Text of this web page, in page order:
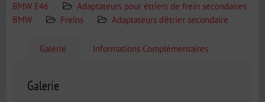
BMW E46
Adaptateurs pour étriers de frein secondaires
BMW
Freins Adaptateurs d'étrier secondaire
Galerie Informations Complémentaires
Galerie